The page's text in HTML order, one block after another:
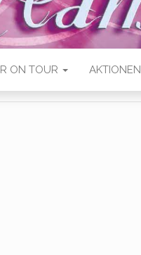
ON TOUR AKTIONEN